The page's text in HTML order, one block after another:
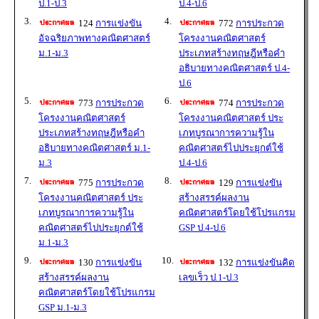
ป.1-ป.3
ป.4-ป.6
3.
124 การแข่งขัน
อัจฉริยภาพทางคณิตศาสตร์
ม.1-ม.3
4. 772 การประกวด
โครงงานคณิตศาสตร์
ประเภทสร้างทฤษฎีหรือคำ
อธิบายทางคณิตศาสตร์ ป.4-
ป.6
5.
773 การประกวด
โครงงานคณิตศาสตร์
ประเภทสร้างทฤษฎีหรือคำ
อธิบายทางคณิตศาสตร์ ม.1-
ม.3
6. 774 การประกวด
โครงงานคณิตศาสตร์ ประ
เภทบูรณาการความรู้ใน
คณิตศาสตร์ไปประยุกต์ใช้
ป.4-ป.6
7.
775 การประกวด
โครงงานคณิตศาสตร์ ประ
เภทบูรณาการความรู้ใน
คณิตศาสตร์ไปประยุกต์ใช้
ม.1-ม.3
8. 129 การแข่งขัน
สร้างสรรค์ผลงาน
คณิตศาสตร์โดยใช้โปรแกรม
GSP ป.4-ป.6
9. 130 การแข่งขัน
สร้างสรรค์ผลงาน
คณิตศาสตร์โดยใช้โปรแกรม
GSP ม.1-ม.3
10. 132 การแข่งขันคิด
เลขเร็ว ป.1-ป.3